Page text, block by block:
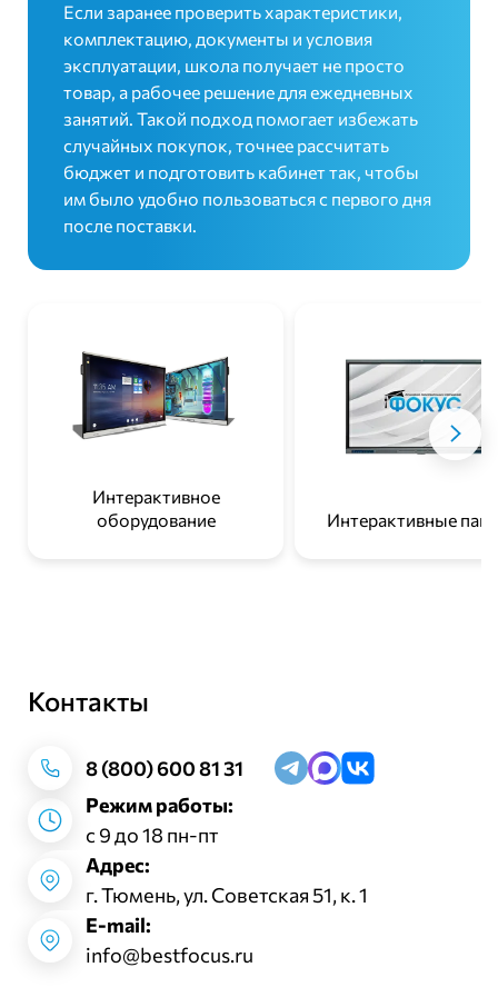
Если заранее проверить характеристики,
комплектацию, документы и условия
эксплуатации, школа получает не просто
товар, а рабочее решение для ежедневных
занятий. Такой подход помогает избежать
случайных покупок, точнее рассчитать
бюджет и подготовить кабинет так, чтобы
им было удобно пользоваться с первого дня
после поставки.
Интерактивное
оборудование
Интерактивные
Контакты
8 (800) 600 81 31
Режим работы:
с 9 до 18 пн-пт
Адрес:
г. Тюмень, ул. Советская 51, к. 1
E-mail:
info@bestfocus.ru